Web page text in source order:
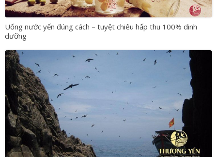
Uống nước yến đúng cách – tuyệt chiêu hấp thu 100% dinh
dưỡng